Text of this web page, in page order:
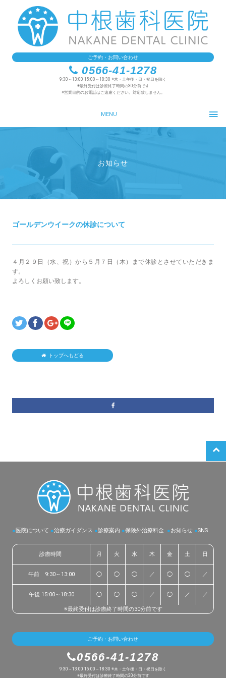
ご予約・お問い合わせ
0566-41-1278
9:30～13:00 15:00～18:30 ※木・土午後・日・祝日を除く
※最終受付は診療終了時間の30分前です
※営業目的のお電話はご遠慮ください。対応致しません。
MENU
お知らせ
ゴールデンウイークの休診について
４月２９日（水、祝）から５月７日（木）まで休診とさせていただきま
す。
よろしくお願い致します。
トップへもどる
● 医院について ●治療ガイダンス ●診療案内 ●保険外治療料金 ●お知らせ ●SNS
診療時間 月 火 水 木 金 土 日
午前 9:30～13:00 ◯ ◯ ◯ ／ ◯ ◯ ／
午後 15:00～18:30 ◯ ◯ ◯ ／ ◯ ／ ／
※最終受付は診療終了時間の30分前です
ご予約・お問い合わせ
0566-41-1278
9:30～13:00 15:00～18:30 ※木・土午後・日・祝日を除く
※最終受付は診療終了時間の30分前です